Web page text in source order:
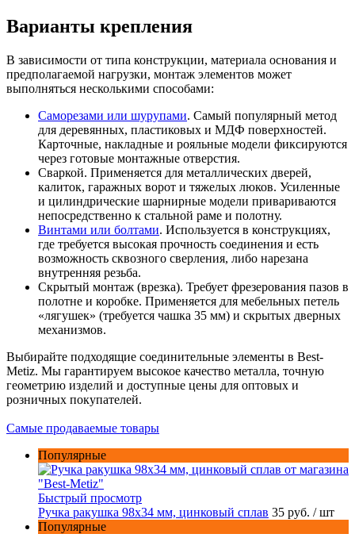
Варианты крепления
В зависимости от типа конструкции, материала основания и
предполагаемой нагрузки, монтаж элементов может
выполняться несколькими способами:
Саморезами или шурупами. Самый популярный метод
для деревянных, пластиковых и МДФ поверхностей.
Карточные, накладные и рояльные модели фиксируются
через готовые монтажные отверстия.
Сваркой. Применяется для металлических дверей,
калиток, гаражных ворот и тяжелых люков. Усиленные
и цилиндрические шарнирные модели привариваются
непосредственно к стальной раме и полотну.
Винтами или болтами. Используется в конструкциях,
где требуется высокая прочность соединения и есть
возможность сквозного сверления, либо нарезана
внутренняя резьба.
Скрытый монтаж (врезка). Требует фрезерования пазов в
полотне и коробке. Применяется для мебельных петель
«лягушек» (требуется чашка 35 мм) и скрытых дверных
механизмов.
Выбирайте подходящие соединительные элементы в Best-
Metiz. Мы гарантируем высокое качество металла, точную
геометрию изделий и доступные цены для оптовых и
розничных покупателей.
Самые продаваемые товары
Популярные
Быстрый просмотр
Ручка ракушка 98x34 мм, цинковый сплав 35 руб. / шт
Популярные